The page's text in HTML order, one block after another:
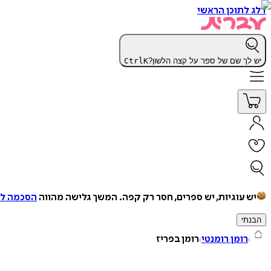
דלג לתוכן הראשי
יש לך שם של ספר על קצה הלשון? CtrlK
יש עוגיות, יש ספרים, חסר רק קפה. המשך גלישה מהווה הסכמה
הבנתי
רומן רומנטי רומן בפריז